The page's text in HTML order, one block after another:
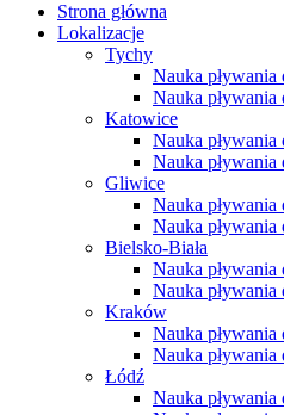
Strona główna
Lokalizacje
Tychy
Nauka
Nauka pływania
Katowice
Nauka
Nauka pływania
Gliwice
Nauka
Nauka pływania
Bielsko-Biała
Nauka pływania
Nauka pływania
Kraków
Nauka
Nauka
Łódź
Nauka